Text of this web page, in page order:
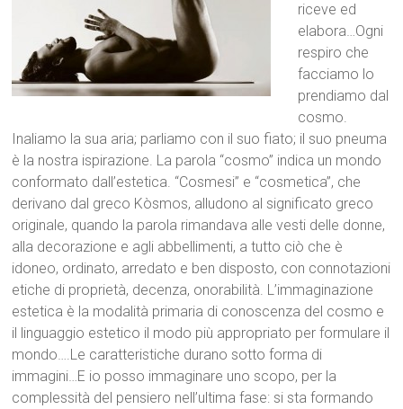
riceve ed
elabora…Ogni
respiro che
facciamo lo
prendiamo dal
cosmo.
Inaliamo la sua aria; parliamo con il suo fiato; il suo pneuma
è la nostra ispirazione. La parola “cosmo” indica un mondo
conformato dall’estetica. “Cosmesi” e “cosmetica”, che
derivano dal greco Kòsmos, alludono al significato greco
originale, quando la parola rimandava alle vesti delle donne,
alla decorazione e agli abbellimenti, a tutto ciò che è
idoneo, ordinato, arredato e ben disposto, con connotazioni
etiche di proprietà, decenza, onorabilità. L’immaginazione
estetica è la modalità primaria di conoscenza del cosmo e
il linguaggio estetico il modo più appropriato per formulare il
mondo….Le caratteristiche durano sotto forma di
immagini…E io posso immaginare uno scopo, per la
complessità del pensiero nell’ultima fase: si sta formando